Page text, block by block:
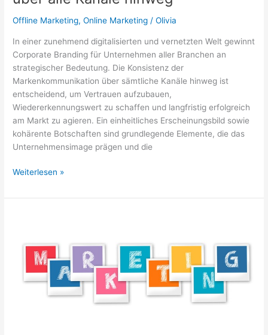
Offline Marketing,Online Marketing /Olivia
In einer zunehmend digitalisierten und vernetzten Welt gewinnt
Corporate Branding für Unternehmen aller Branchen an
strategischer Bedeutung. Die Konsistenz der
Markenkommunikation über sämtliche Kanäle hinweg ist
entscheidend, um Vertrauen aufzubauen,
Wiedererkennungswert zu schaffen und langfristig erfolgreich
am Markt zu agieren. Ein einheitliches Erscheinungsbild sowie
kohärente Botschaften sind grundlegende Elemente, die das
Unternehmensimage prägen und die
Corporate
Konsistenz
hinweg
Weiterlesen »